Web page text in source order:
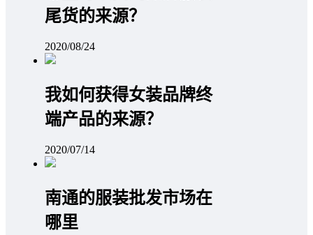
尾货的来源？
2020/08/24
我如何获得女装品牌终
端产品的来源？
2020/07/14
南通的服装批发市场在
哪里